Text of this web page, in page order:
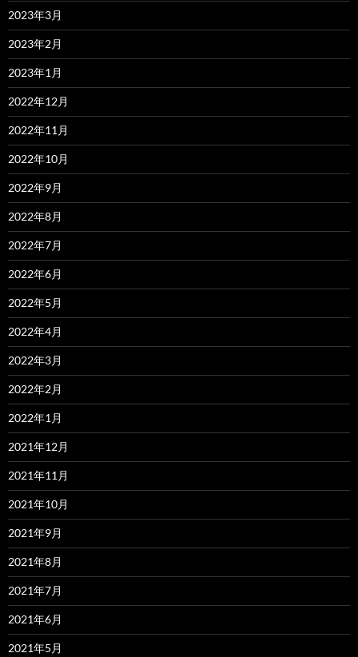
2023年3月
2023年2月
2023年1月
2022年12月
2022年11月
2022年10月
2022年9月
2022年8月
2022年7月
2022年6月
2022年5月
2022年4月
2022年3月
2022年2月
2022年1月
2021年12月
2021年11月
2021年10月
2021年9月
2021年8月
2021年7月
2021年6月
2021年5月